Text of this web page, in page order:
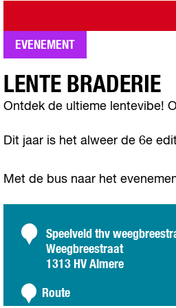
EVENEMENT
LENTE BRADERIE
Ontdek de ultieme lentevibe!
Dit jaar is het alweer de 6e
Met de bus naar het
C
t
Speelveld thv
Weegbreestraat
1313 HV Almere
Routen
a